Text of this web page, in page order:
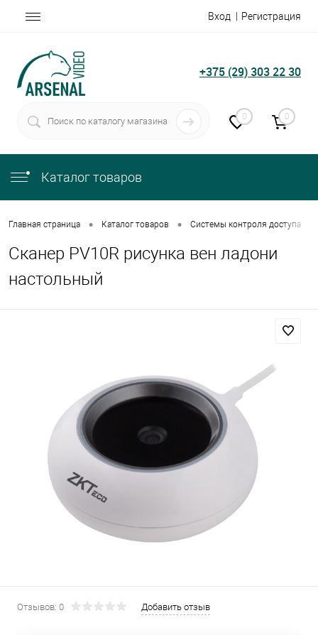
Вход Регистрация
+375 (29) 303 22 30
0 0
Каталог товаров
Главная страница • Каталог товаров • Системы контроля доступа
Сканер PV10R рисунка вен ладони
настольный
Отзывов: 0 Добавить отзыв